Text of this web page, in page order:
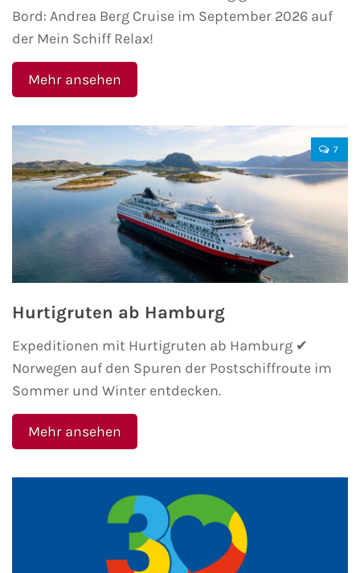
Hurtigruten
Royal Caribbean International
PLANTOURS Kreuzfahrten
Alle Reedereien
Flusskreuzfahrten
A-ROSA Flusskreuzfahrten
nicko cruises Flusskreuzfahrten
Plantours Flusskreuzfahrten
1AVista Flusskreuzfahrten
Last Minute Flusskreuzfahrten
Bord: Andrea Berg Cruise im September 2026 auf
der Mein Schiff Relax!
Mehr ansehen
7
Hurtigruten ab Hamburg
Expeditionen mit Hurtigruten ab Hamburg ✔
Norwegen auf den Spuren der Postschiffroute im
Sommer und Winter entdecken.
Mehr ansehen